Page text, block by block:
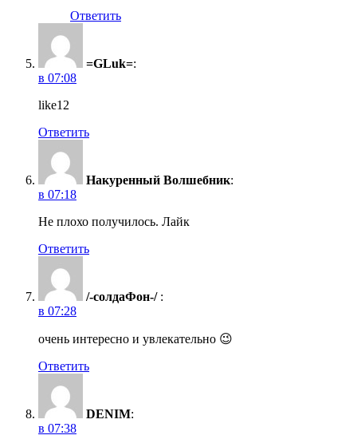
Ответить
=GLuk=:
в 07:08
like12
Ответить
Накуренный Волшебник:
в 07:18
Не плохо получилось. Лайк
Ответить
/-солдаФон-/ :
в 07:28
очень интересно и увлекательно 😉
Ответить
DENIM:
в 07:38